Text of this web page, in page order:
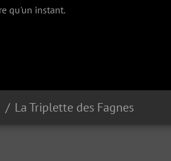
qu'un instant.
La Triplette des Fagnes